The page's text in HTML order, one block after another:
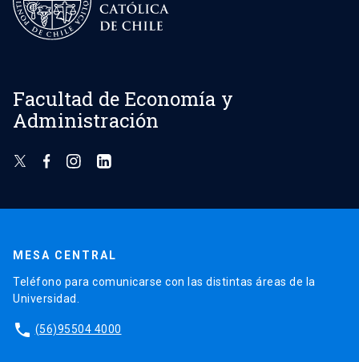
Facultad de Economía y
Administración
MESA CENTRAL
Teléfono para comunicarse con las distintas áreas de la
Universidad.
phone (56)95504 4000